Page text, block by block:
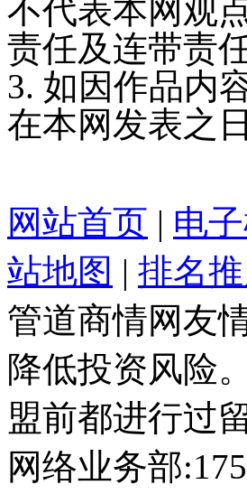
不代表本网观
责任及连带责任
3. 如因作品内
在本网发表之
网站首页 | 电
站地图 | 排名
管道商情网友
降低投资风险
盟前都进行过
网络业务部